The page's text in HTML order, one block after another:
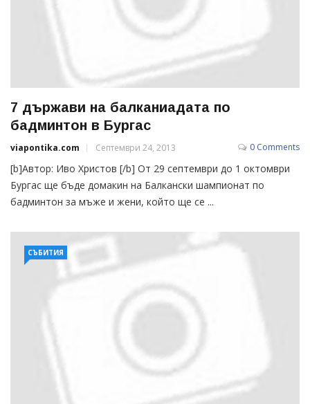
7 държави на балканиадата по
бадминтон в Бургас
viapontika.com Септември 24, 2013 0 Comments
[b]Автор: Иво Христов [/b] От 29 септември до 1 октомври
Бургас ще бъде домакин на Балкански шампионат по
бадминтон за мъже и жени, който ще се ...
СЪБИТИЯ